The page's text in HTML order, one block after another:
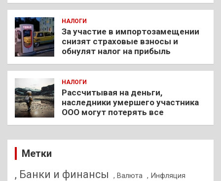
НАЛОГИ
За участие в импортозамещении
снизят страховые взносы и
обнулят налог на прибыль
НАЛОГИ
Рассчитывая на деньги,
наследники умершего участника
ООО могут потерять все
Метки
, Банки и финансы , Валюта , Инфляция